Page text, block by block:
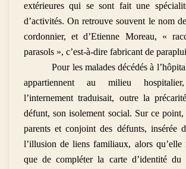
extérieures qui se sont fait une
d’activités. On retrouve souvent le nom
cordonnier, et d’Etienne Moreau, «
parasols », c’est-à-dire fabricant de
Pour les malades décédés à
appartiennent au milieu
l’internement traduisait, outre la
défunt, son isolement social. Sur ce
parents et conjoint des défunts, insérée
l’illusion de liens familiaux, alors qu’elle
que de compléter la carte d’identité du